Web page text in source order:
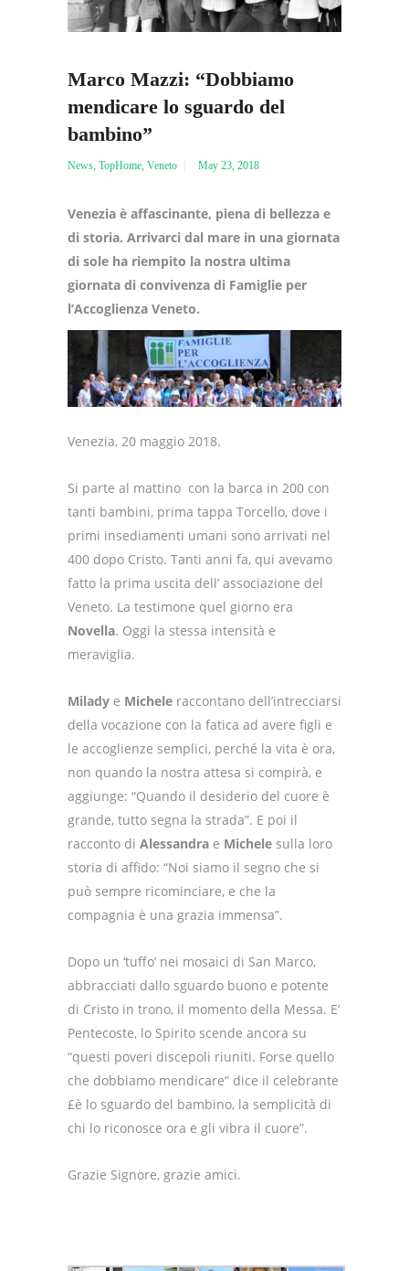
Marco Mazzi: “Dobbiamo
mendicare lo sguardo del
bambino”
News TopHome Veneto May 23, 2018
Venezia è affascinante, piena di bellezza e
di storia. Arrivarci dal mare in una giornata
di sole ha riempito la nostra ultima
giornata di convivenza di Famiglie per
l’Accoglienza Veneto.
Venezia, 20 maggio 2018.
Si parte al mattino con la barca in 200 con
tanti bambini, prima tappa Torcello, dove i
primi insediamenti umani sono arrivati nel
400 dopo Cristo. Tanti anni fa, qui avevamo
fatto la prima uscita dell’ associazione del
Veneto. La testimone quel giorno era
Novella. Oggi la stessa intensità e
meraviglia.
Milady e Michele raccontano dell’intrecciarsi
della vocazione con la fatica ad avere figli e
le accoglienze semplici, perché la vita è ora,
non quando la nostra attesa si compirà, e
aggiunge: “Quando il desiderio del cuore è
grande, tutto segna la strada”. E poi il
racconto di Alessandra e Michele sulla loro
storia di affido: “Noi siamo il segno che si
può sempre ricominciare, e che la
compagnia è una grazia immensa”.
Dopo un ‘tuffo’ nei mosaici di San Marco,
abbracciati dallo sguardo buono e potente
di Cristo in trono, il momento della Messa. E’
Pentecoste, lo Spirito scende ancora su
“questi poveri discepoli riuniti. Forse quello
che dobbiamo mendicare” dice il celebrante
£è lo sguardo del bambino, la semplicità di
chi lo riconosce ora e gli vibra il cuore”.
Grazie Signore, grazie amici.